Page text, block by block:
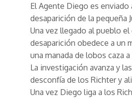
El Agente Diego es
desaparición de la pequeña
Una vez llegado al pueblo
desaparición obedece a un
una manada de lobos caza
La investigación avanza y
desconfía de los Richter y
Una vez Diego liga a los